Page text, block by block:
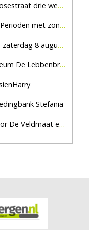
voor doorgaand verkeer
met zon en droog
marktplein Haaksbergen
De Lebbenbrugge
Stefania
en De Pas